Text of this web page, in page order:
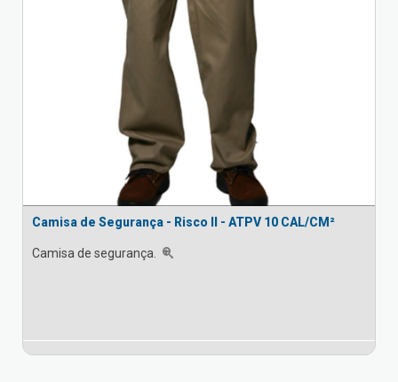
Camisa de Segurança - Risco II - ATPV 10 CAL/CM²
Camisa de segurança.